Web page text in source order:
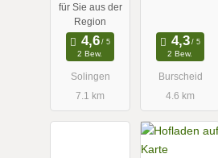
für Sie aus der
Region
2 Bew.
Solingen
7.1 km
2 Bew.
Burscheid
4.6 km